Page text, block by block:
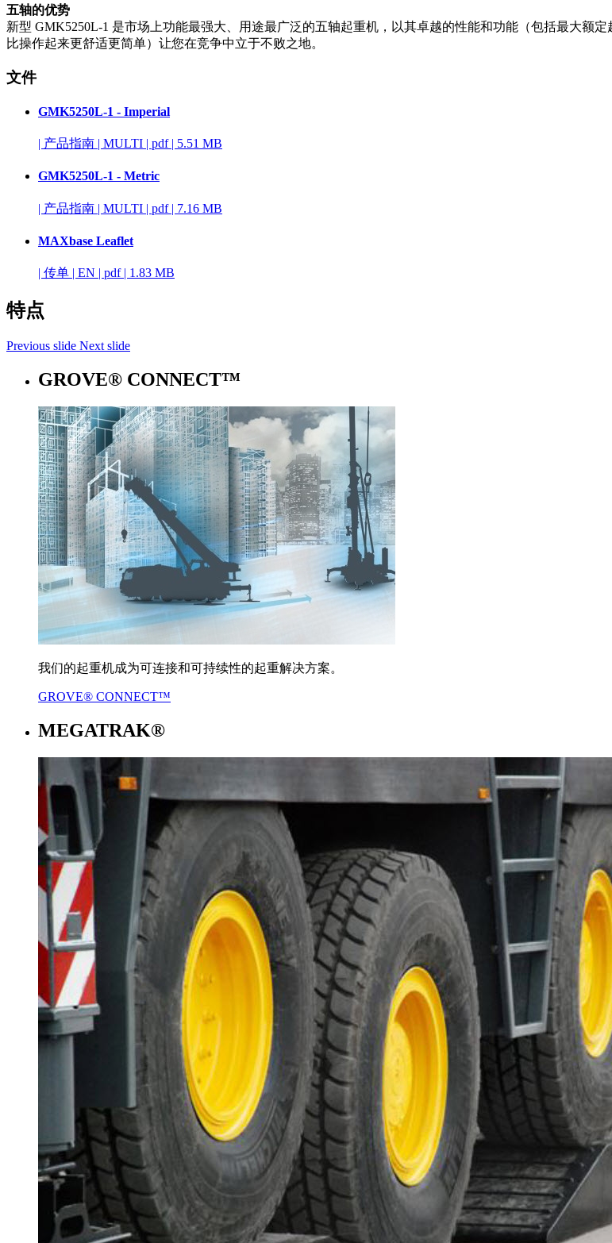
五轴的优势
新型 GMK5250L-1 是市场上功能最强大、用途最广泛的五轴起重机，以其卓越的性能和功能（包括最大额
比操作起来更舒适更简单）让您在竞争中立于不败之地。
文件
GMK5250L-1 - Imperial
| 产品指南 | MULTI | pdf | 5.51 MB
GMK5250L-1 - Metric
| 产品指南 | MULTI | pdf | 7.16 MB
MAXbase Leaflet
| 传单 | EN | pdf | 1.83 MB
特点
Previous slide Next slide
GROVE® CONNECT™
我们的起重机成为可连接和可持续性的起重解决方案。
GROVE® CONNECT™
MEGATRAK®